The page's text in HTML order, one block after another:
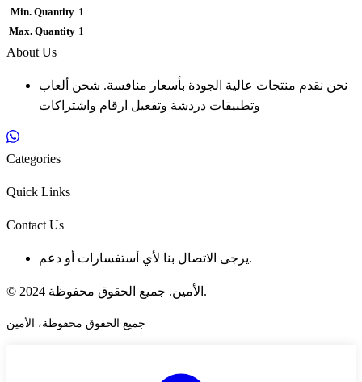
Min. Quantity 1
Max. Quantity 1
About Us
نحن نقدم منتجات عالية الجودة بأسعار منافسة. شحن ألعاب
وتطبيقات دردشة وتفعيل ارقام واشتراكات
Categories
Quick Links
Contact Us
يرجى الاتصال بنا لأي أستفسارات أو دعم.
© 2024 الأمين. جميع الحقوق محفوظة.
جميع الحقوق محفوظة، الأمين